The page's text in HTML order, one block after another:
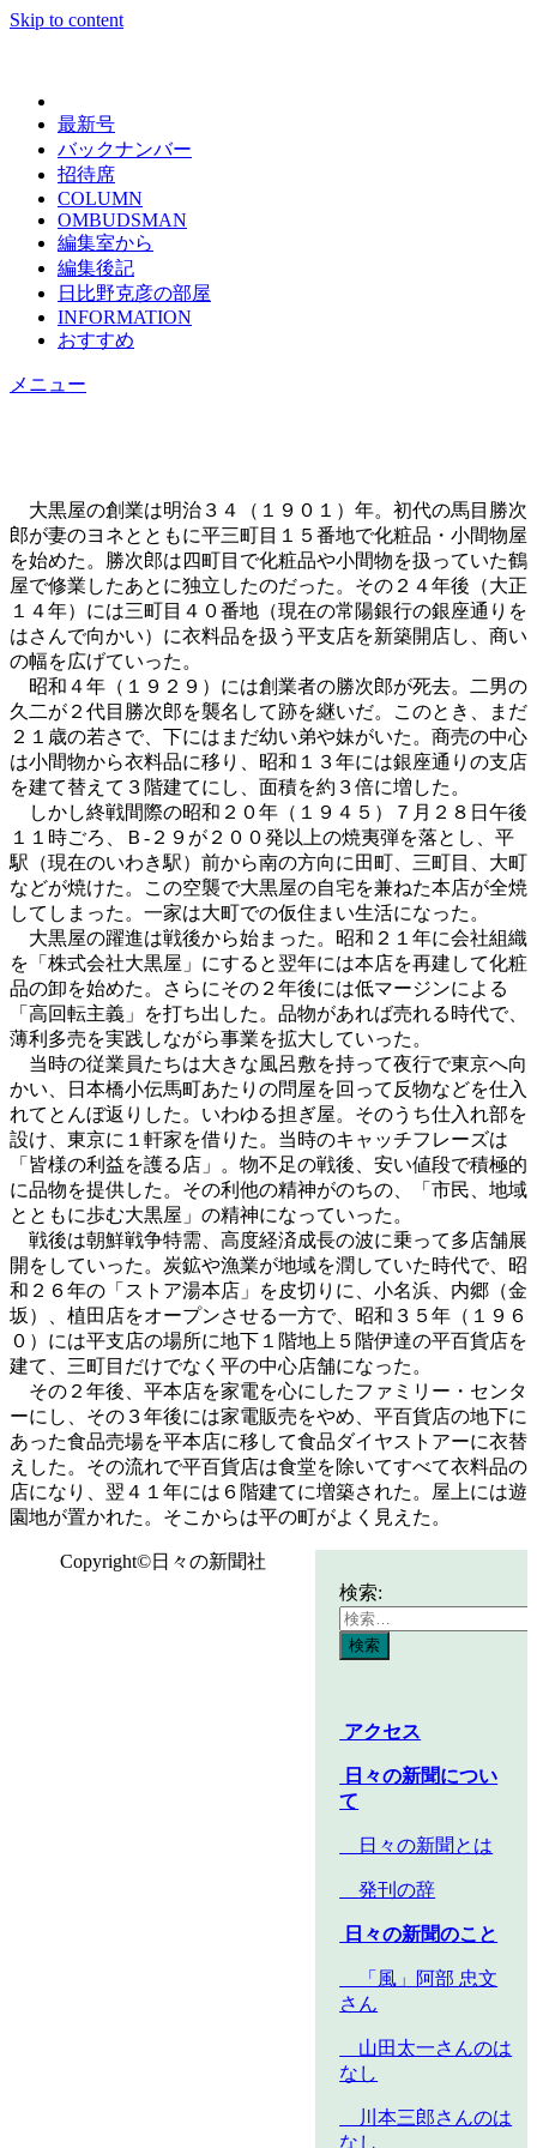
Skip to content
最新号
バックナンバー
招待席
COLUMN
OMBUDSMAN
編集室から
編集後記
日比野克彦の部屋
INFORMATION
おすすめ
メニュー
大黒屋の創業は明治３４（１９０１）年。初代の馬目勝次
郎が妻のヨネとともに平三町目１５番地で化粧品・小間物屋
を始めた。勝次郎は四町目で化粧品や小間物を扱っていた鶴
屋で修業したあとに独立したのだった。その２４年後（大正
１４年）には三町目４０番地（現在の常陽銀行の銀座通りを
はさんで向かい）に衣料品を扱う平支店を新築開店し、商い
の幅を広げていった。
昭和４年（１９２９）には創業者の勝次郎が死去。二男の
久二が２代目勝次郎を襲名して跡を継いだ。このとき、まだ
２１歳の若さで、下にはまだ幼い弟や妹がいた。商売の中心
は小間物から衣料品に移り、昭和１３年には銀座通りの支店
を建て替えて３階建てにし、面積を約３倍に増した。
しかし終戦間際の昭和２０年（１９４５）７月２８日午後
１１時ごろ、Ｂ-２９が２００発以上の焼夷弾を落とし、平
駅（現在のいわき駅）前から南の方向に田町、三町目、大町
などが焼けた。この空襲で大黒屋の自宅を兼ねた本店が全焼
してしまった。一家は大町での仮住まい生活になった。
大黒屋の躍進は戦後から始まった。昭和２１年に会社組織
を「株式会社大黒屋」にすると翌年には本店を再建して化粧
品の卸を始めた。さらにその２年後には低マージンによる
「高回転主義」を打ち出した。品物があれば売れる時代で、
薄利多売を実践しながら事業を拡大していった。
当時の従業員たちは大きな風呂敷を持って夜行で東京へ向
かい、日本橋小伝馬町あたりの問屋を回って反物などを仕入
れてとんぼ返りした。いわゆる担ぎ屋。そのうち仕入れ部を
設け、東京に１軒家を借りた。当時のキャッチフレーズは
「皆様の利益を護る店」。物不足の戦後、安い値段で積極的
に品物を提供した。その利他の精神がのちの、「市民、地域
とともに歩む大黒屋」の精神になっていった。
戦後は朝鮮戦争特需、高度経済成長の波に乗って多店舗展
開をしていった。炭鉱や漁業が地域を潤していた時代で、昭
和２６年の「ストア湯本店」を皮切りに、小名浜、内郷（金
坂）、植田店をオープンさせる一方で、昭和３５年（１９６
０）には平支店の場所に地下１階地上５階伊達の平百貨店を
建て、三町目だけでなく平の中心店舗になった。
その２年後、平本店を家電を心にしたファミリー・センタ
ーにし、その３年後には家電販売をやめ、平百貨店の地下に
あった食品売場を平本店に移して食品ダイヤストアーに衣替
えした。その流れで平百貨店は食堂を除いてすべて衣料品の
店になり、翌４１年には６階建てに増築された。屋上には遊
園地が置かれた。そこからは平の町がよく見えた。
検索:
アクセス
日々の新聞につい
て
日々の新聞とは
発刊の辞
日々の新聞のこと
「風」阿部 忠文
さん
山田太一さんのは
なし
川本三郎さんのは
なし
Copyright©日々の新聞社